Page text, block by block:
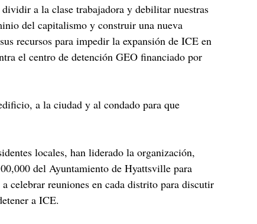
a la clase trabajadora y debilitar nuestras
del capitalismo y construir una nueva
recursos para impedir la expansión de ICE en
el centro de detención GEO financiado por
a la ciudad y al condado para que
locales, han liderado la organización,
del Ayuntamiento de Hyattsville para
celebrar reuniones en cada distrito para discutir
a ICE.